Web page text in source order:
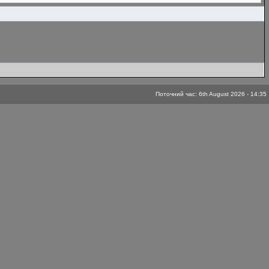
Поточний час: 6th August 2026 - 14:35